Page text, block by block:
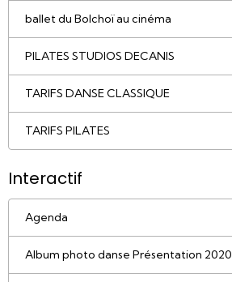
ballet du Bolchoï au cinéma
PILATES STUDIOS DECANIS
TARIFS DANSE CLASSIQUE
TARIFS PILATES
Interactif
Agenda
Album photo danse Présentation 2020